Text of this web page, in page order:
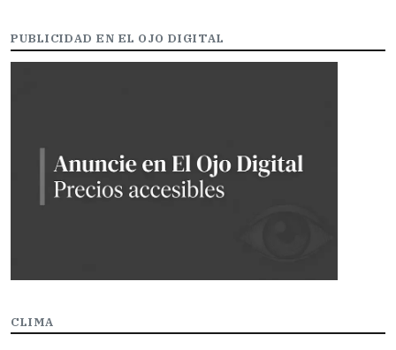
PUBLICIDAD EN EL OJO DIGITAL
CLIMA